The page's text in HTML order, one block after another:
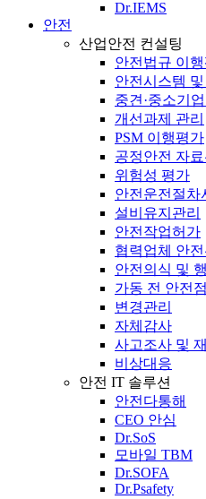
Dr.IEMS
안전
산업안전 컨설팅
안전법규 이
안전시스템
중견·중소기
개선과제 관리
PSM 이행평가
공정안전 자료
위험성 평가
안전운전절차
설비유지관리
안전작업허가
협력업체 안전
안전의식 및
가동 전 안전
변경관리
자체감사
사고조사 및
비상대응
안전 IT 솔루션
안전다통해
CEO 안심
Dr.SoS
모바일 TBM
Dr.SOFA
Dr.Psafety